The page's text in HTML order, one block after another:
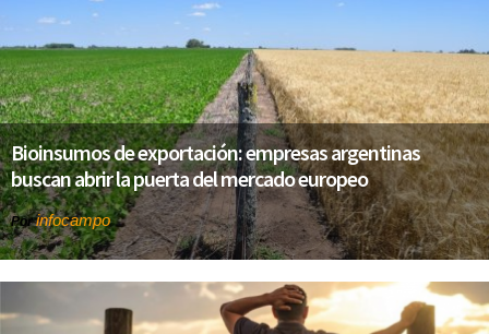
Bioinsumos de exportación: empresas argentinas
buscan abrir la puerta del mercado europeo
Porinfocampo